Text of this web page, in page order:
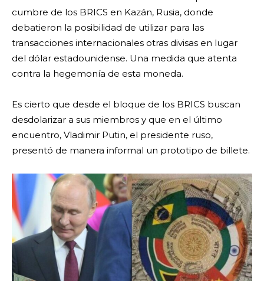
cumbre de los BRICS en Kazán, Rusia, donde
debatieron la posibilidad de utilizar para las
transacciones internacionales otras divisas en lugar
del dólar estadounidense. Una medida que atenta
contra la hegemonía de esta moneda.
Es cierto que desde el bloque de los BRICS buscan
desdolarizar a sus miembros y que en el último
encuentro, Vladimir Putin, el presidente ruso,
presentó de manera informal un prototipo de billete.